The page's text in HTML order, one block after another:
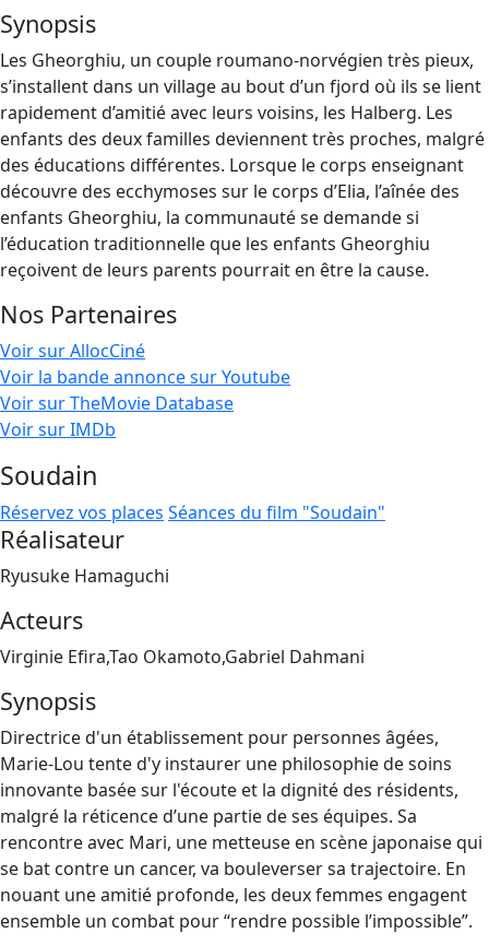
Synopsis
Les Gheorghiu, un couple roumano-norvégien très pieux,
s’installent dans un village au bout d’un fjord où ils se lient
rapidement d’amitié avec leurs voisins, les Halberg. Les
enfants des deux familles deviennent très proches, malgré
des éducations différentes. Lorsque le corps enseignant
découvre des ecchymoses sur le corps d’Elia, l’aînée des
enfants Gheorghiu, la communauté se demande si
l’éducation traditionnelle que les enfants Gheorghiu
reçoivent de leurs parents pourrait en être la cause.
Nos Partenaires
Voir sur AllocCiné
Voir la bande annonce sur Youtube
Voir sur TheMovie Database
Voir sur IMDb
Soudain
Réservez vos places Séances du film "Soudain"
Réalisateur
Ryusuke Hamaguchi
Acteurs
Virginie Efira,Tao Okamoto,Gabriel Dahmani
Synopsis
Directrice d'un établissement pour personnes âgées,
Marie-Lou tente d'y instaurer une philosophie de soins
innovante basée sur l'écoute et la dignité des résidents,
malgré la réticence d’une partie de ses équipes. Sa
rencontre avec Mari, une metteuse en scène japonaise qui
se bat contre un cancer, va bouleverser sa trajectoire. En
nouant une amitié profonde, les deux femmes engagent
ensemble un combat pour “rendre possible l’impossible”.